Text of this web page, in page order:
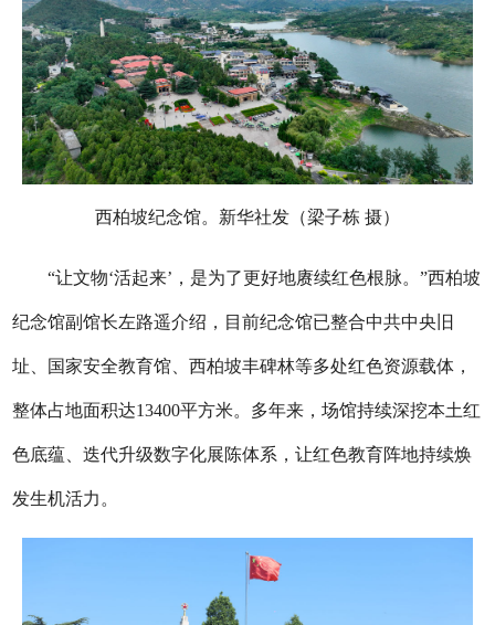
西柏坡纪念馆。新华社发（梁子栋 摄）
“让文物‘活起来’，是为了更好地赓续红色根脉。”西柏坡
纪念馆副馆长左路遥介绍，目前纪念馆已整合中共中央旧
址、国家安全教育馆、西柏坡丰碑林等多处红色资源载体，
整体占地面积达13400平方米。多年来，场馆持续深挖本土红
色底蕴、迭代升级数字化展陈体系，让红色教育阵地持续焕
发生机活力。